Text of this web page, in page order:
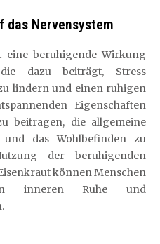
das Nervensystem
eine beruhigende Wirkung
dazu beiträgt, Stress
lindern und einen ruhigen
Eigenschaften
beitragen, die allgemeine
das Wohlbefinden zu
der beruhigenden
können Menschen
inneren Ruhe und